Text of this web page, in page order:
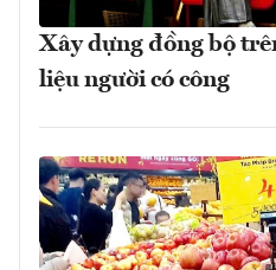
Xây dựng đồng bộ
liệu người có công